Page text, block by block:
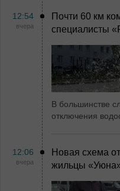
12:54
вчера
Почти 60 км
специалисты
В большинстве
отключения
12:06
вчера
Новая схема
жильцы